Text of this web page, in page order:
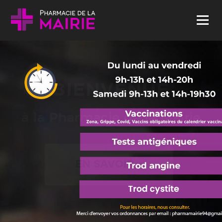
Skip to content
Menu
BIENVENUE
à la Pharmacie de la Mairie
EN SAVOIR +